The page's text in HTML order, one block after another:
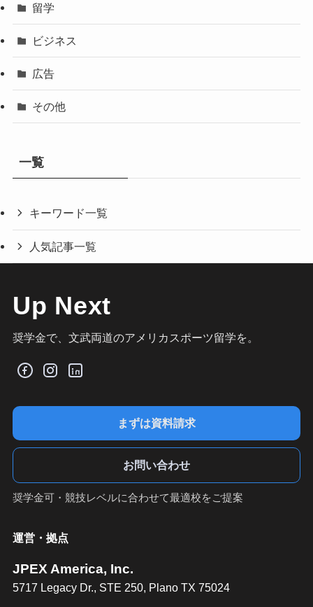
留学
ビジネス
広告
その他
一覧
キーワード一覧
人気記事一覧
Up Next
奨学金で、文武両道のアメリカスポーツ留学を。
まずは資料請求
お問い合わせ
奨学金可・競技レベルに合わせて最適校をご提案
運営・拠点
JPEX America, Inc.
5717 Legacy Dr., STE 250, Plano TX 75024